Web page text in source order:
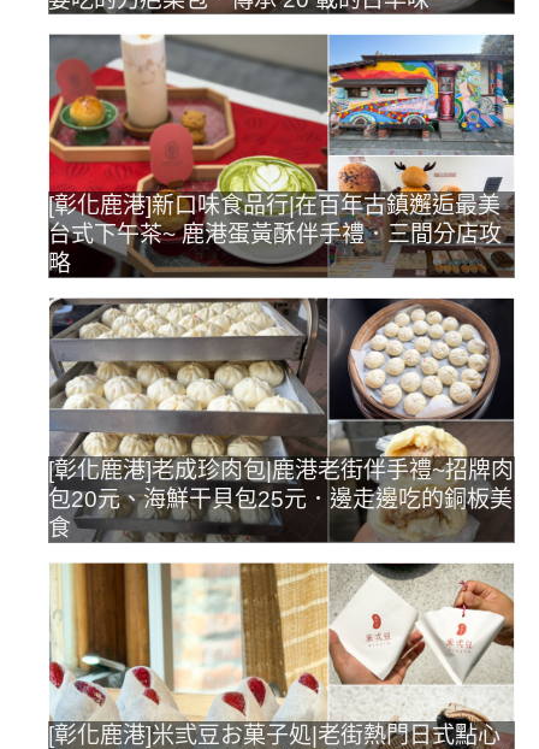
[彰化鹿港]新口味食品行|在百年古鎮邂逅最美
台式下午茶~ 鹿港蛋黃酥伴手禮．三間分店攻
略
[彰化鹿港]老成珍肉包|鹿港老街伴手禮~招牌肉
包20元、海鮮干貝包25元．邊走邊吃的銅板美
食
[彰化鹿港]米弎豆お菓子処|老街熱門日式點心